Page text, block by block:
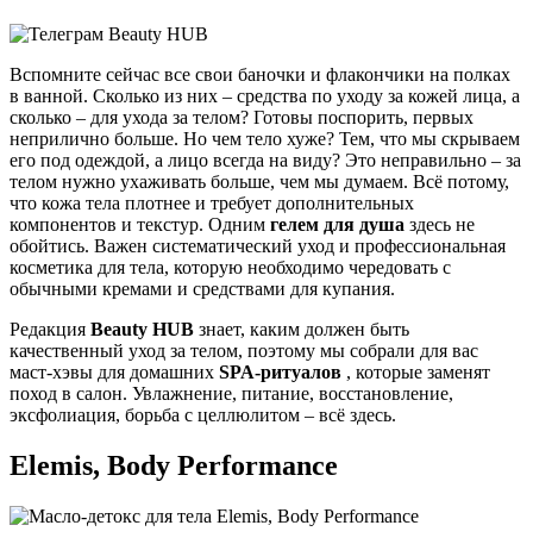
Вспомните сейчас все свои баночки и флакончики на полках
в ванной. Сколько из них – средства по уходу за кожей лица, а
сколько – для ухода за телом? Готовы поспорить, первых
неприлично больше. Но чем тело хуже? Тем, что мы скрываем
его под одеждой, а лицо всегда на виду? Это неправильно – за
телом нужно ухаживать больше, чем мы думаем. Всё потому,
что кожа тела плотнее и требует дополнительных
компонентов и текстур. Одним гелем для душа здесь не
обойтись. Важен систематический уход и профессиональная
косметика для тела, которую необходимо чередовать с
обычными кремами и средствами для купания.
Редакция Beauty HUB знает, каким должен быть
качественный уход за телом, поэтому мы собрали для вас
маст-хэвы для домашних SPA-ритуалов , которые заменят
поход в салон. Увлажнение, питание, восстановление,
эксфолиация, борьба с целлюлитом – всё здесь.
Elemis, Body Performance